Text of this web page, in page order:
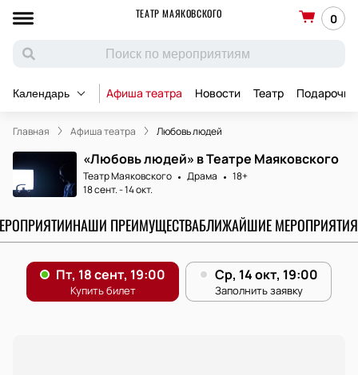
ТЕАТР МАЯКОВСКОГО 0
Календарь Афиша театра Новости Театр
Главная Афиша театра Любовь людей
«Любовь людей» в Театре Маяковского
Театр Маяковского Драма
18+
18 сент.-14 окт.
НАШИ ПРЕИМУЩЕСТВАБЛИЖАЙШИЕ МЕРОПРИЯТИЯ